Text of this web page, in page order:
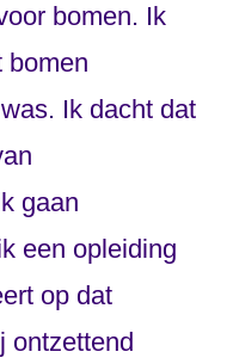
bomen. Ik
bomen
Ik dacht dat
gaan
een opleiding
op dat
ontzettend